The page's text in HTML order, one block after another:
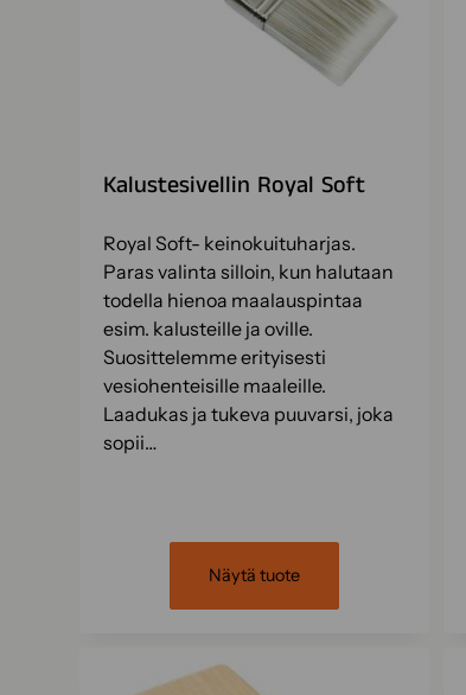
Kalustesivellin Royal Soft
Royal Soft- keinokuituharjas.
Paras valinta silloin, kun halutaan
todella hienoa maalauspintaa
esim. kalusteille ja oville.
Suosittelemme erityisesti
vesiohenteisille maaleille.
Laadukas ja tukeva puuvarsi, joka
sopii…
Näytä tuote